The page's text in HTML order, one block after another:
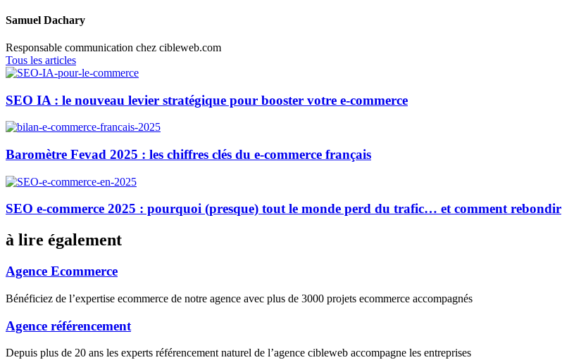
Samuel Dachary
Responsable communication chez cibleweb.com
Tous les articles
SEO IA : le nouveau levier stratégique pour booster votre e-commerce
Baromètre Fevad 2025 : les chiffres clés du e-commerce français
SEO e-commerce 2025 : pourquoi (presque) tout le monde perd du trafic… et comment rebondir
à lire également
Agence Ecommerce
Bénéficiez de l’expertise ecommerce de notre agence avec plus de 3000 projets ecommerce accompagnés
Agence référencement
Depuis plus de 20 ans les experts référencement naturel de l’agence cibleweb accompagne les entreprises